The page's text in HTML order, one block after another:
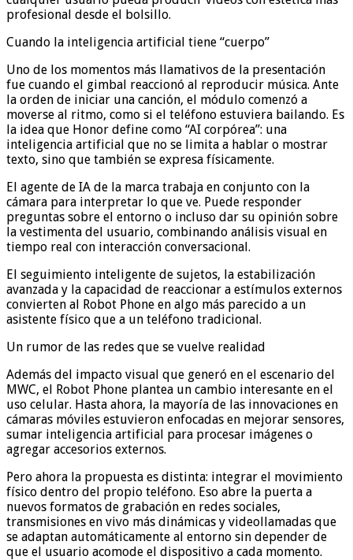
profesional desde el bolsillo.
Cuando la inteligencia artificial tiene “cuerpo”
Uno de los momentos más llamativos de la presentación
fue cuando el gimbal reaccionó al reproducir música. Ante
la orden de iniciar una canción, el módulo comenzó a
moverse al ritmo, como si el teléfono estuviera bailando. Es
la idea que Honor define como “AI corpórea”: una
inteligencia artificial que no se limita a hablar o mostrar
texto, sino que también se expresa físicamente.
El agente de IA de la marca trabaja en conjunto con la
cámara para interpretar lo que ve. Puede responder
preguntas sobre el entorno o incluso dar su opinión sobre
la vestimenta del usuario, combinando análisis visual en
tiempo real con interacción conversacional.
El seguimiento inteligente de sujetos, la estabilización
avanzada y la capacidad de reaccionar a estímulos externos
convierten al Robot Phone en algo más parecido a un
asistente físico que a un teléfono tradicional.
Un rumor de las redes que se vuelve realidad
Además del impacto visual que generó en el escenario del
MWC, el Robot Phone plantea un cambio interesante en el
uso celular. Hasta ahora, la mayoría de las innovaciones en
cámaras móviles estuvieron enfocadas en mejorar sensores,
sumar inteligencia artificial para procesar imágenes o
agregar accesorios externos.
Pero ahora la propuesta es distinta: integrar el movimiento
físico dentro del propio teléfono. Eso abre la puerta a
nuevos formatos de grabación en redes sociales,
transmisiones en vivo más dinámicas y videollamadas que
se adaptan automáticamente al entorno sin depender de
que el usuario acomode el dispositivo a cada momento.